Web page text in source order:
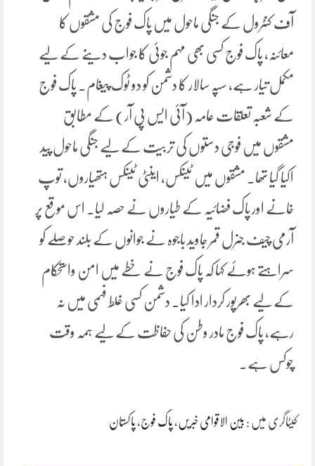
آف کنٹرول کے جنگی ماحول میں پاک فوج کی مشقوں کا
معائنہ، پاک فوج کسی بھی مہم جوئی کا جواب دینے کے لیے
مکمل تیار ہے، سپہ سالار کا دشمن کو دو ٹوک پیغام۔ پاک فوج
کے شعبہ تعلقات عامہ (آئی ایس پی آر) کے مطابق
مشقوں میں فوجی دستوں کی تربیت کے لیے جنگی ماحول پید
اکیا گیا تھا۔ مشقوں میں ٹینکس، اینٹی ٹینکس ہتھیاروں، توپ
خانے اور پاک فضائیہ کے طیاروں نے حصہ لیا۔ اس موقع پر
آرمی چیف جنرل قمر جاوید باجوہ نے جوانوں کے بلند حوصلے کو
سراہتے ہوئے کہا کہ پاک فوج نے خطے میں امن واستحکام
کے لیے بھرپور کردار ادا کیا۔ دشمن کسی غلط فہمی میں نہ
رہے، پاک فوج مادر وطن کی حفاظت کے لیے ہمہ وقت
چوکس ہے۔
کیٹاگری میں : بین الاقوامی خبریں، پاک فوج، پاکستان